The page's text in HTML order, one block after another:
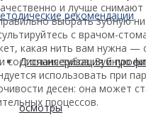
рекомендации
Диспансеризация и
осмотры
и лучше снимают
выбрать зубную
с врачом-
какая нить вам нужна —
состояния зубов. Зубную
использовать при
десен: она может
процессов.